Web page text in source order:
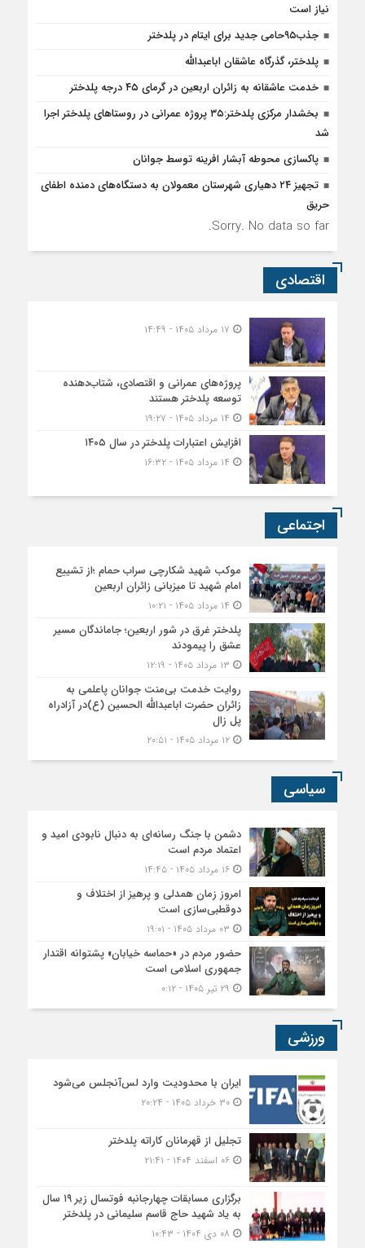
نیاز است
جذب۹۵حامی جدید برای ایتام در پلدختر
پلدختر، گذرگاه عاشقان اباعبدالله
خدمت عاشقانه به زائران اربعین در گرمای ۴۵ درجه پلدختر
بخشدار مرکزی پلدختر:۳۵ پروژه عمرانی در روستاهای پلدختر اجرا
شد
پاکسازی محوطه آبشار افرینه توسط جوانان
تجهیز ۲۴ دهیاری شهرستان معمولان به دستگاه‌های دمنده اطفای
حریق
Sorry. No data so far.
اقتصادی
پروژه‌های عمرانی و اقتصادی، شتاب‌دهنده
توسعه پلدختر هستند
افزایش اعتبارات پلدختر در سال ۱۴۰۵
اجتماعی
موکب شهید شکارچی سراب حمام ؛از تشییع
امام شهید تا میزبانی زائران اربعین
پلدختر غرق در شور اربعین؛ جاماندگان مسیر
عشق را پیمودند
روایت خدمت بی‌منت جوانان پاعلمی به
زائران حضرت اباعبدالله الحسین (ع)در آزادراه
پل زال
۱۲ مرداد ۱۴۰۵ - ۲۰:۵۱
سیاسی
دشمن با جنگ رسانه‌ای به دنبال نابودی امید و
اعتماد مردم است
۱۶ مرداد ۱۴۰۵ - ۱۴:۴۵
امروز زمان همدلی و پرهیز از اختلاف و
دوقطبی‌سازی است
حضور مردم در «حماسه خیابان» پشتوانه اقتدار
جمهوری اسلامی است
ورزشی
ایران با محدودیت وارد لس‌آنجلس می‌شود
۳۰ خرداد ۱۴۰۵ - ۲۰:۲۴
تجلیل از قهرمانان کاراته پلدختر
۰۶ اسفند ۱۴۰۴ - ۲۱:۴۱
برگزاری مسابقات چهارجانبه فوتسال زیر ۱۹ سال
به یاد شهید حاج قاسم سلیمانی در پلدختر